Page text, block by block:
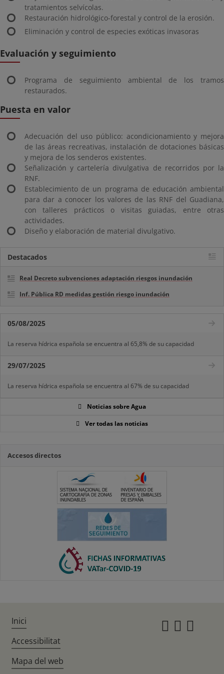
tratamientos selvícolas.
Restauración hidrológico-forestal y control de la erosión.
Eliminación y control de especies exóticas invasoras
Evaluación y seguimiento
Programa de seguimiento ambiental de los tramos
restaurados.
Puesta en valor
Adecuación del uso público: acondicionamiento y mejora
de las áreas recreativas, instalación de dotaciones básicas
y mejora de los senderos existentes.
Señalización y cartelería divulgativa de recorridos por la
RNF.
Establecimiento de un programa de educación ambiental
para dar a conocer los valores de las RNF del Guadiana,
con talleres prácticos o visitas guiadas, entre otras
actividades.
Diseño y elaboración de material divulgativo.
Destacados
Real Decreto subvenciones adaptación riesgos inundación
Inf. Pública RD medidas gestión riesgo inundación
05/08/2025
La reserva hídrica española se encuentra al 65,8% de su capacidad
29/07/2025
La reserva hídrica española se encuentra al 67% de su capacidad
Noticias sobre Agua
Ver todas las noticias
Accesos directos
Inici
Accessibilitat
Mapa del web